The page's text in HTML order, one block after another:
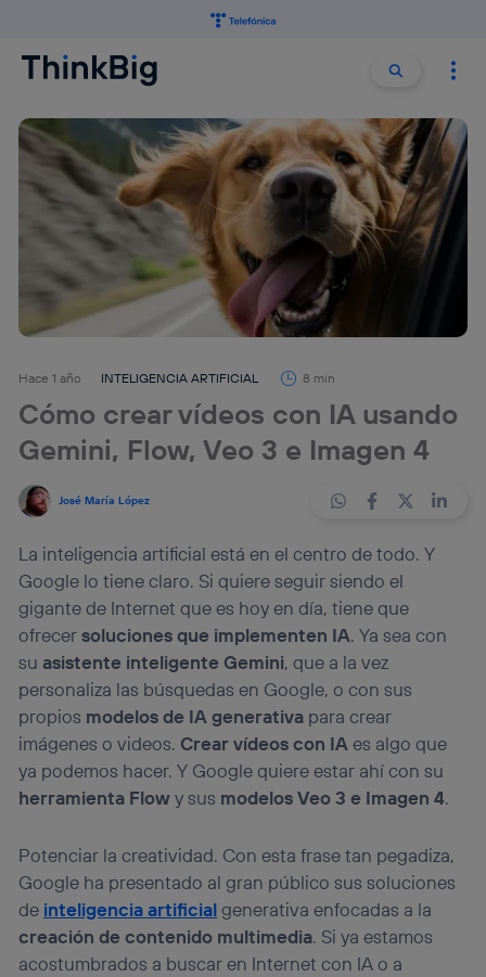
Buscar
Hace 1 año INTELIGENCIA ARTIFICIAL 8 min
Cómo crear vídeos con IA usando
Gemini, Flow, Veo 3 e Imagen 4
José María López
La inteligencia artificial está en el centro de todo. Y
Google lo tiene claro. Si quiere seguir siendo el
gigante de Internet que es hoy en día, tiene que
ofrecersoluciones que implementen IA. Ya sea con
su asistente inteligente Gemini, que a la vez
personaliza las búsquedas en Google, o con sus
propios modelos de IA generativa para crear
imágenes o videos. Crear vídeos con IAes algo que
ya podemos hacer. Y Google quiere estar ahí con su
herramienta Flowy sus modelos Veo 3 e Imagen 4.
Potenciar la creatividad. Con esta frase tan pegadiza,
Google ha presentado al gran público sus soluciones
de inteligencia artificial generativa enfocadas a la
creación de contenido multimedia. Si ya estamos
acostumbrados a buscar en Internet con IA o a